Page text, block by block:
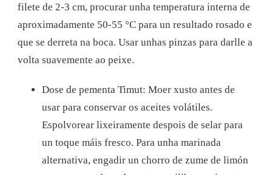
filete de 2-3 cm, procurar unha temperatura interna de
aproximadamente 50-55 °C para un resultado rosado e
que se derreta na boca. Usar unhas pinzas para darlle a
volta suavemente ao peixe.
Dose de pementa Timut: Moer xusto antes de
usar para conservar os aceites volátiles.
Espolvorear lixeiramente despois de selar para
un toque máis fresco. Para unha marinada
alternativa, engadir un chorro de zume de limón